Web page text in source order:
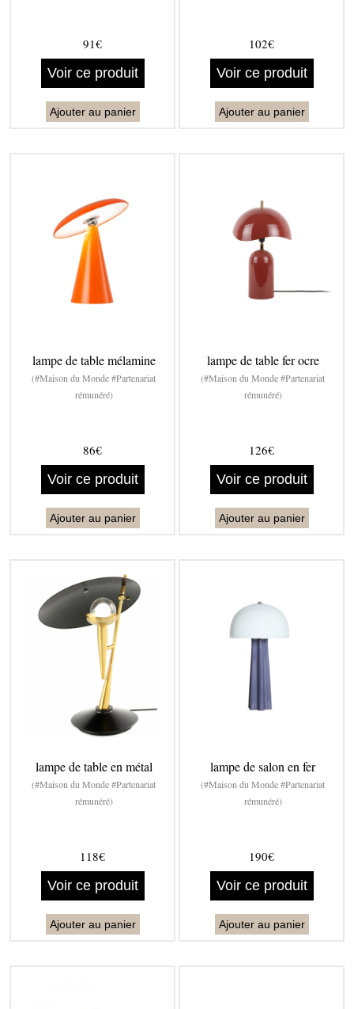
91€
Voir ce produit
Ajouter au panier
102€
Voir ce produit
Ajouter au panier
lampe de table mélamine
(#Maison du Monde #Partenariat
rémunéré)
86€
Voir ce produit
Ajouter au panier
lampe de table fer ocre
(#Maison du Monde #Partenariat
rémunéré)
126€
Voir ce produit
Ajouter au panier
lampe de table en métal
(#Maison du Monde #Partenariat
rémunéré)
118€
Voir ce produit
Ajouter au panier
lampe de salon en fer
(#Maison du Monde #Partenariat
rémunéré)
190€
Voir ce produit
Ajouter au panier